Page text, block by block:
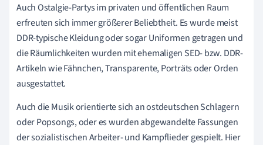
Auch Ostalgie-Partys im privaten und öffentlichen Raum
erfreuten sich immer größerer Beliebtheit. Es wurde meist
DDR-typische Kleidung oder sogar Uniformen getragen und
die Räumlichkeiten wurden mit ehemaligen SED- bzw. DDR-
Artikeln wie Fähnchen, Transparente, Porträts oder Orden
ausgestattet.
Auch die Musik orientierte sich an ostdeutschen Schlagern
oder Popsongs, oder es wurden abgewandelte Fassungen
der sozialistischen Arbeiter- und Kampflieder gespielt. Hier